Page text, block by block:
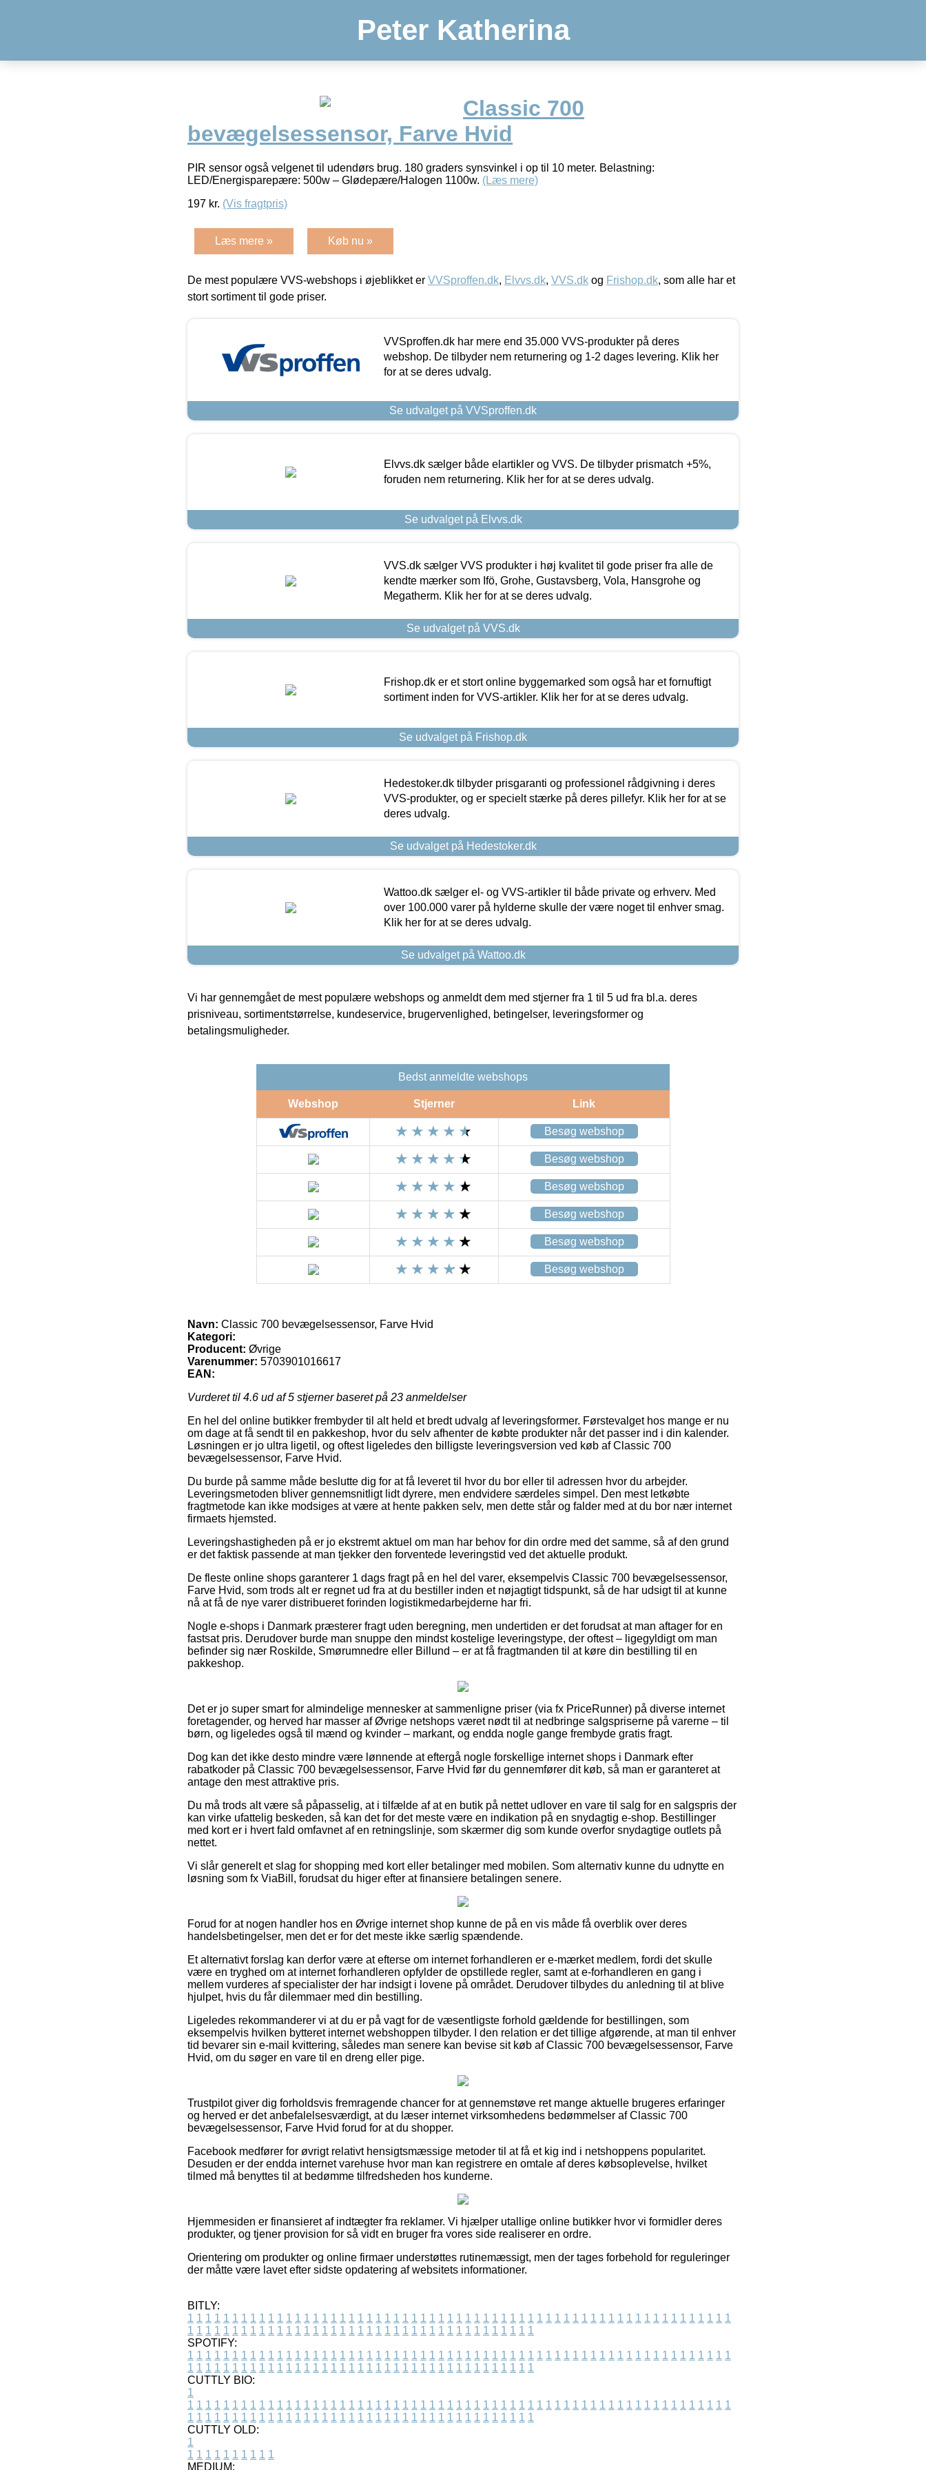
Peter Katherina
Classic 700
bevægelsessensor, Farve Hvid
PIR sensor også velgenet til udendørs brug. 180 graders synsvinkel i op til 10 meter. Belastning:
LED/Energisparepære: 500w – Glødepære/Halogen 1100w. (Læs mere)
197 kr. (Vis fragtpris)
Læs mere » Køb nu »
De mest populære VVS-webshops i øjeblikket er VVSproffen.dk, Elvvs.dk, VVS.dk og Frishop.dk, som alle har et
stort sortiment til gode priser.
VVSproffen.dk har mere end 35.000 VVS-produkter på deres
webshop. De tilbyder nem returnering og 1-2 dages levering. Klik her
for at se deres udvalg.
Se udvalget på VVSproffen.dk
Elvvs.dk sælger både elartikler og VVS. De tilbyder prismatch +5%,
foruden nem returnering. Klik her for at se deres udvalg.
Se udvalget på Elvvs.dk
VVS.dk sælger VVS produkter i høj kvalitet til gode priser fra alle de
kendte mærker som Ifö, Grohe, Gustavsberg, Vola, Hansgrohe og
Megatherm. Klik her for at se deres udvalg.
Se udvalget på VVS.dk
Frishop.dk er et stort online byggemarked som også har et fornuftigt
sortiment inden for VVS-artikler. Klik her for at se deres udvalg.
Se udvalget på Frishop.dk
Hedestoker.dk tilbyder prisgaranti og professionel rådgivning i deres
VVS-produkter, og er specielt stærke på deres pillefyr. Klik her for at se
deres udvalg.
Se udvalget på Hedestoker.dk
Wattoo.dk sælger el- og VVS-artikler til både private og erhverv. Med
over 100.000 varer på hylderne skulle der være noget til enhver smag.
Klik her for at se deres udvalg.
Se udvalget på Wattoo.dk
Vi har gennemgået de mest populære webshops og anmeldt dem med stjerner fra 1 til 5 ud fra bl.a. deres
prisniveau, sortimentstørrelse, kundeservice, brugervenlighed, betingelser, leveringsformer og
betalingsmuligheder.
Bedst anmeldte webshops
Webshop Stjerner Link
Besøg webshop
Besøg webshop
Besøg webshop
Besøg webshop
Besøg webshop
Besøg webshop
Navn: Classic 700 bevægelsessensor, Farve Hvid
Kategori:
Producent: Øvrige
Varenummer: 5703901016617
EAN:
Vurderet til 4.6 ud af 5 stjerner baseret på 23 anmeldelser
En hel del online butikker frembyder til alt held et bredt udvalg af leveringsformer. Førstevalget hos mange er nu
om dage at få sendt til en pakkeshop, hvor du selv afhenter de købte produkter når det passer ind i din kalender.
Løsningen er jo ultra ligetil, og oftest ligeledes den billigste leveringsversion ved køb af Classic 700
bevægelsessensor, Farve Hvid.
Du burde på samme måde beslutte dig for at få leveret til hvor du bor eller til adressen hvor du arbejder.
Leveringsmetoden bliver gennemsnitligt lidt dyrere, men endvidere særdeles simpel. Den mest letkøbte
fragtmetode kan ikke modsiges at være at hente pakken selv, men dette står og falder med at du bor nær internet
firmaets hjemsted.
Leveringshastigheden på er jo ekstremt aktuel om man har behov for din ordre med det samme, så af den grund
er det faktisk passende at man tjekker den forventede leveringstid ved det aktuelle produkt.
De fleste online shops garanterer 1 dags fragt på en hel del varer, eksempelvis Classic 700 bevægelsessensor,
Farve Hvid, som trods alt er regnet ud fra at du bestiller inden et nøjagtigt tidspunkt, så de har udsigt til at kunne
nå at få de nye varer distribueret forinden logistikmedarbejderne har fri.
Nogle e-shops i Danmark præsterer fragt uden beregning, men undertiden er det forudsat at man aftager for en
fastsat pris. Derudover burde man snuppe den mindst kostelige leveringstype, der oftest – ligegyldigt om man
befinder sig nær Roskilde, Smørumnedre eller Billund – er at få fragtmanden til at køre din bestilling til en
pakkeshop.
Det er jo super smart for almindelige mennesker at sammenligne priser (via fx PriceRunner) på diverse internet
foretagender, og herved har masser af Øvrige netshops været nødt til at nedbringe salgspriserne på varerne – til
børn, og ligeledes også til mænd og kvinder – markant, og endda nogle gange frembyde gratis fragt.
Dog kan det ikke desto mindre være lønnende at eftergå nogle forskellige internet shops i Danmark efter
rabatkoder på Classic 700 bevægelsessensor, Farve Hvid før du gennemfører dit køb, så man er garanteret at
antage den mest attraktive pris.
Du må trods alt være så påpasselig, at i tilfælde af at en butik på nettet udlover en vare til salg for en salgspris der
kan virke ufattelig beskeden, så kan det for det meste være en indikation på en snydagtig e-shop. Bestillinger
med kort er i hvert fald omfavnet af en retningslinje, som skærmer dig som kunde overfor snydagtige outlets på
nettet.
Vi slår generelt et slag for shopping med kort eller betalinger med mobilen. Som alternativ kunne du udnytte en
løsning som fx ViaBill, forudsat du higer efter at finansiere betalingen senere.
Forud for at nogen handler hos en Øvrige internet shop kunne de på en vis måde få overblik over deres
handelsbetingelser, men det er for det meste ikke særlig spændende.
Et alternativt forslag kan derfor være at efterse om internet forhandleren er e-mærket medlem, fordi det skulle
være en tryghed om at internet forhandleren opfylder de opstillede regler, samt at e-forhandleren en gang i
mellem vurderes af specialister der har indsigt i lovene på området. Derudover tilbydes du anledning til at blive
hjulpet, hvis du får dilemmaer med din bestilling.
Ligeledes rekommanderer vi at du er på vagt for de væsentligste forhold gældende for bestillingen, som
eksempelvis hvilken bytteret internet webshoppen tilbyder. I den relation er det tillige afgørende, at man til enhver
tid bevarer sin e-mail kvittering, således man senere kan bevise sit køb af Classic 700 bevægelsessensor, Farve
Hvid, om du søger en vare til en dreng eller pige.
Trustpilot giver dig forholdsvis fremragende chancer for at gennemstøve ret mange aktuelle brugeres erfaringer
og herved er det anbefalelsesværdigt, at du læser internet virksomhedens bedømmelser af Classic 700
bevægelsessensor, Farve Hvid forud for at du shopper.
Facebook medfører for øvrigt relativt hensigtsmæssige metoder til at få et kig ind i netshoppens popularitet.
Desuden er der endda internet varehuse hvor man kan registrere en omtale af deres købsoplevelse, hvilket
tilmed må benyttes til at bedømme tilfredsheden hos kunderne.
Hjemmesiden er finansieret af indtægter fra reklamer. Vi hjælper utallige online butikker hvor vi formidler deres
produkter, og tjener provision for så vidt en bruger fra vores side realiserer en ordre.
Orientering om produkter og online firmaer understøttes rutinemæssigt, men der tages forbehold for reguleringer
der måtte være lavet efter sidste opdatering af websitets informationer.
BITLY:
1 1 1 1 1 1 1 1 1 1 1 1 1 1 1 1 1 1 1 1 1 1 1 1 1 1 1 1 1 1 1 1 1 1 1 1 1 1 1 1 1 1 1 1 1 1 1 1 1 1 1 1 1 1 1 1 1 1 1 1 1
1 1 1 1 1 1 1 1 1 1 1 1 1 1 1 1 1 1 1 1 1 1 1 1 1 1 1 1 1 1 1 1 1 1 1 1 1 1 1
SPOTIFY:
1 1 1 1 1 1 1 1 1 1 1 1 1 1 1 1 1 1 1 1 1 1 1 1 1 1 1 1 1 1 1 1 1 1 1 1 1 1 1 1 1 1 1 1 1 1 1 1 1 1 1 1 1 1 1 1 1 1 1 1 1
1 1 1 1 1 1 1 1 1 1 1 1 1 1 1 1 1 1 1 1 1 1 1 1 1 1 1 1 1 1 1 1 1 1 1 1 1 1 1
CUTTLY BIO:
1
1 1 1 1 1 1 1 1 1 1 1 1 1 1 1 1 1 1 1 1 1 1 1 1 1 1 1 1 1 1 1 1 1 1 1 1 1 1 1 1 1 1 1 1 1 1 1 1 1 1 1 1 1 1 1 1 1 1 1 1 1
1 1 1 1 1 1 1 1 1 1 1 1 1 1 1 1 1 1 1 1 1 1 1 1 1 1 1 1 1 1 1 1 1 1 1 1 1 1 1
CUTTLY OLD:
1
1 1 1 1 1 1 1 1 1 1
MEDIUM: